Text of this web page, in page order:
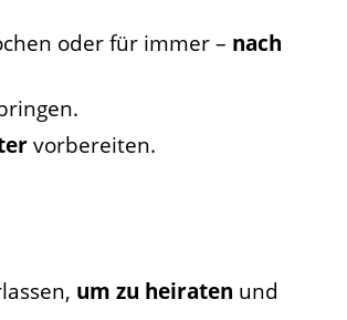
oder für immer – nach
vorbereiten.
um zu heiraten und